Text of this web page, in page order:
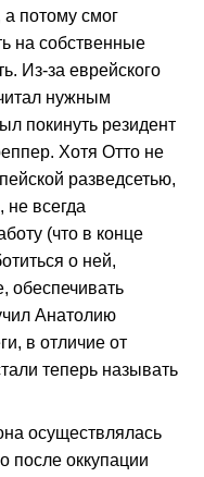
потому смог
на собственные
Из-за еврейского
нужным
покинуть резидент
Хотя Отто не
разведсетью,
не всегда
(что в конце
о ней,
обеспечивать
Анатолию
в отличие от
теперь называть
осуществлялась
после оккупации